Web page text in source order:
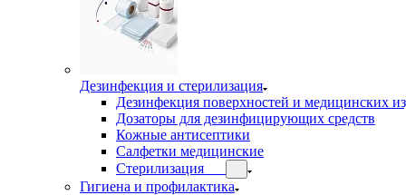
Дезинфекция и стерилизация
Дезинфекция поверхностей и медицинских
Дозаторы для дезинфицирующих средств
Кожные антисептики
Салфетки медицинские
Стерилизация
Гигиена и профилактика